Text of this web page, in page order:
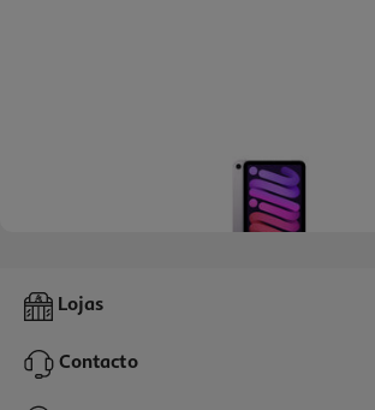
Ipad Mini 7 Apple Wi-Fi + Cellular 512gb Purple
1.249,99 €
Lojas
Contacto